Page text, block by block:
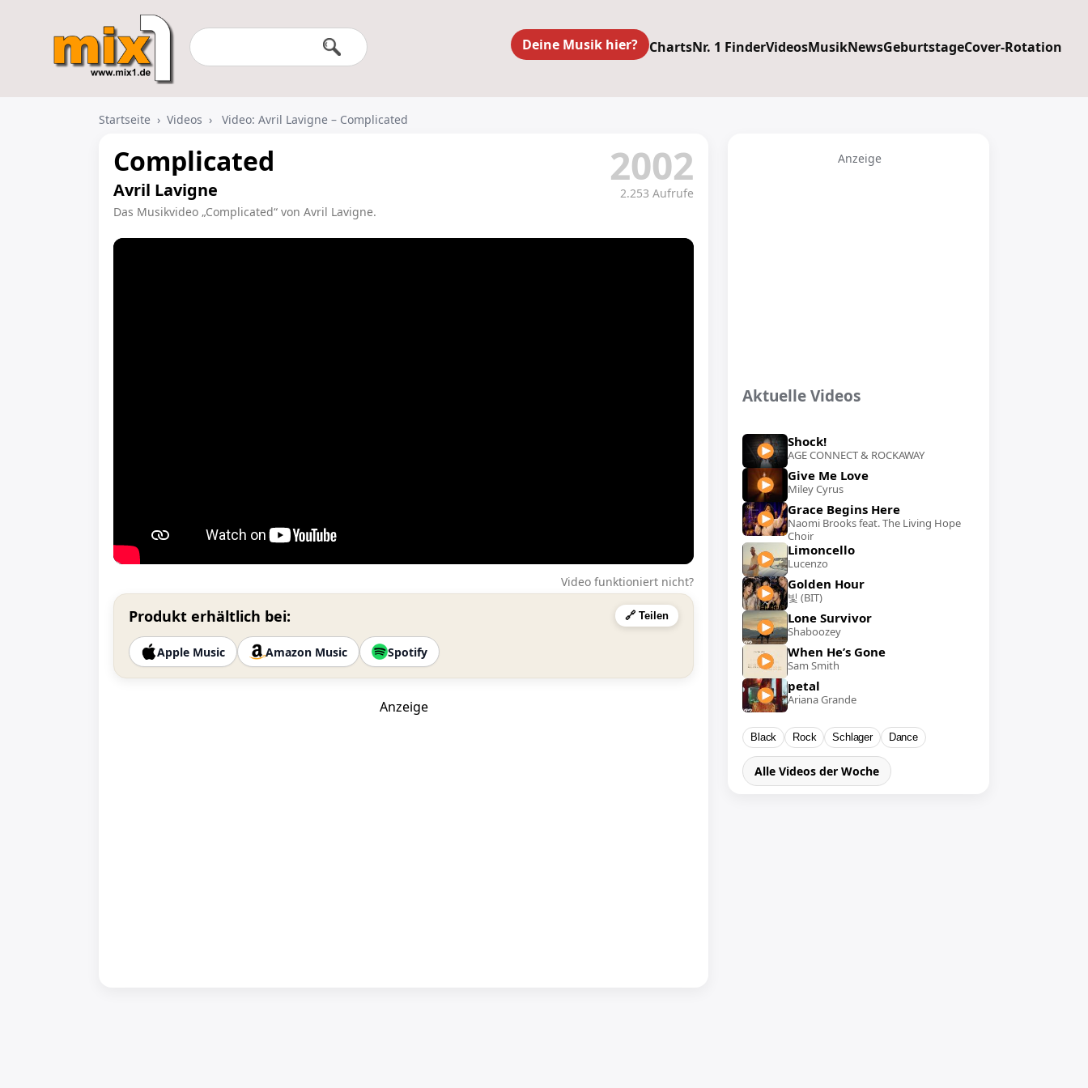
Deine Musik hier? ChartsNr. 1 FinderVideosMusikNewsGeburtstageCover-Rotation
Startseite › Videos › Video: Avril Lavigne – Complicated
Complicated
Avril Lavigne
Das Musikvideo „Complicated“ von Avril Lavigne.
2002
2.253 Aufrufe
Video funktioniert nicht?
Produkt erhältlich bei: 🔗 Teilen
Apple Music Amazon Music Spotify
Anzeige
Anzeige
Aktuelle Videos
Shock!
AGE CONNECT & ROCKAWAY
Give Me Love
Miley Cyrus
Grace Begins Here
Naomi Brooks feat. The Living Hope
Choir
Limoncello
Lucenzo
Golden Hour
빛 (BIT)
Lone Survivor
Shaboozey
When He’s Gone
Sam Smith
petal
Ariana Grande
Black Rock Schlager Dance
Alle Videos der Woche